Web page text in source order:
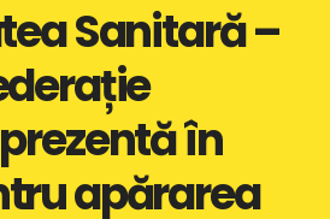
Sanitară –
în
apărarea